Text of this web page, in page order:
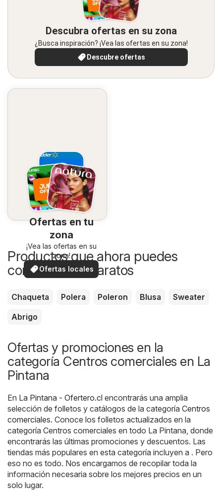
Descubra ofertas en su zona
¿Busca inspiración? ¡Vea las ofertas en su zona!
Descubre ofertas
Ofertas en tu
zona
¡Vea las ofertas en su
zona!
Ofertas locales
Productos que ahora puedes
comprar más baratos
Chaqueta Polera Poleron Blusa
Sweater
Abrigo
Ofertas y promociones en la
categoría Centros comerciales en La
Pintana
En La Pintana - Ofertero.cl encontrarás una amplia
selección de folletos y catálogos de la categoría Centros
comerciales. Conoce los folletos actualizados en la
categoría Centros comerciales en todo La Pintana, donde
encontrarás las últimas promociones y descuentos. Las
tiendas más populares en esta categoría incluyen a . Pero
eso no es todo. Nos encargamos de recopilar toda la
información necesaria sobre los mejores precios en un
solo lugar.